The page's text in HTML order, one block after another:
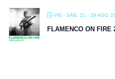
VIE - SÁB, 21 - 29 AGO
FLAMENCO ON FIRE